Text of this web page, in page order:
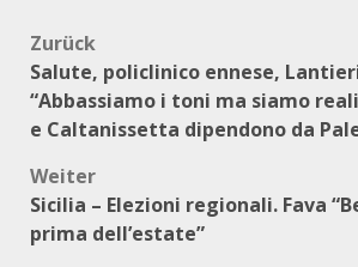
Beitragsnavigation
Zurück
Salute, policlinico ennese,
“Abbassiamo i toni ma siamo
e Caltanissetta dipendono da
Weiter
Sicilia – Elezioni regionali. Fava
prima dell’estate”